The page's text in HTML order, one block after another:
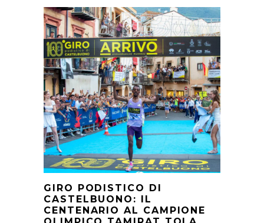
GIRO PODISTICO DI
CASTELBUONO: IL
CENTENARIO AL CAMPIONE